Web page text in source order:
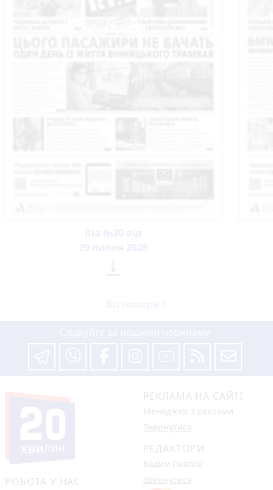
РОБОТА У НАС
РЕКЛАМА НА САЙТІ
Менеджер з реклами
Звернутися
РЕДАКТОРИ
Вадим Павлов
Звернутися